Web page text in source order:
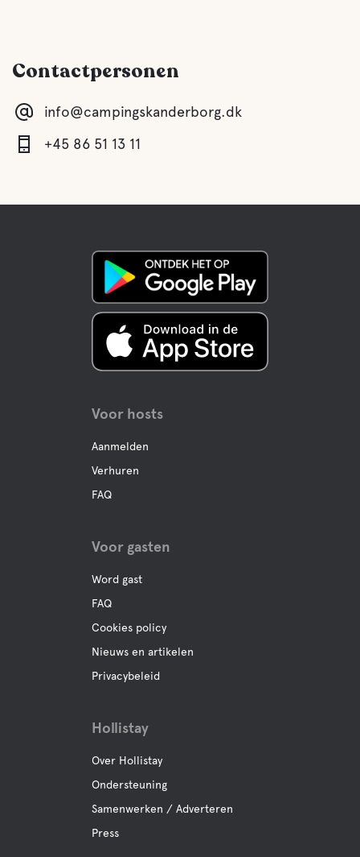
Contactpersonen
info@campingskanderborg.dk
+45 86 51 13 11
Voor hosts
Aanmelden
Verhuren
FAQ
Voor gasten
Word gast
FAQ
Cookies policy
Nieuws en artikelen
Privacybeleid
Hollistay
Over Hollistay
Ondersteuning
Samenwerken / Adverteren
Press